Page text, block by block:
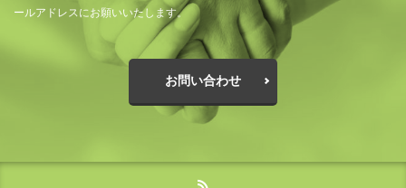
ールアドレスにお願いいたします。
お問い合わせ